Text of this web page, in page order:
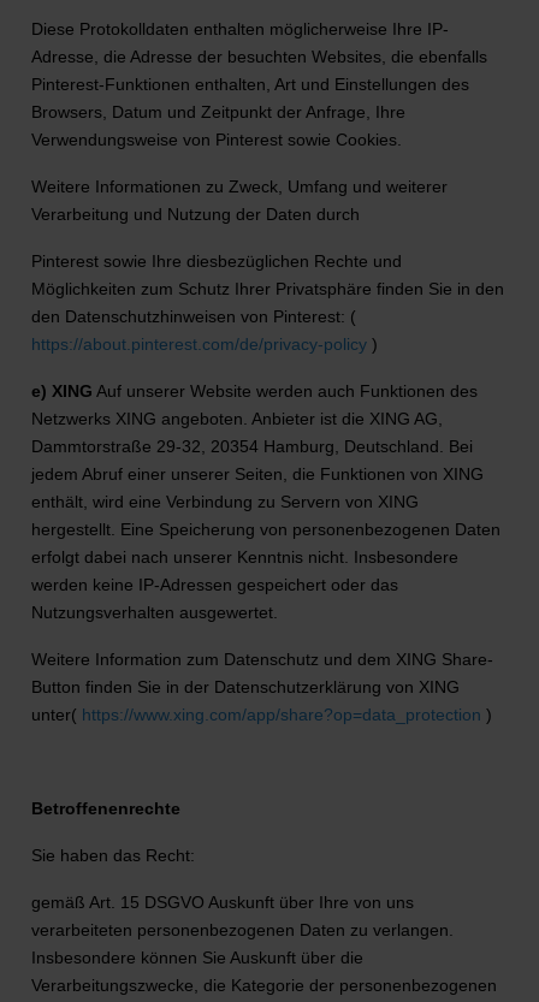
Diese Protokolldaten enthalten möglicherweise Ihre IP-
Adresse, die Adresse der besuchten Websites, die ebenfalls
Pinterest-Funktionen enthalten, Art und Einstellungen des
Browsers, Datum und Zeitpunkt der Anfrage, Ihre
Verwendungsweise von Pinterest sowie Cookies.
Weitere Informationen zu Zweck, Umfang und weiterer
Verarbeitung und Nutzung der Daten durch
Pinterest sowie Ihre diesbezüglichen Rechte und
Möglichkeiten zum Schutz Ihrer Privatsphäre finden Sie in den
den Datenschutzhinweisen von Pinterest: (
https://about.pinterest.com/de/privacy-policy )
e) XING Auf unserer Website werden auch Funktionen des
Netzwerks XING angeboten. Anbieter ist die XING AG,
Dammtorstraße 29-32, 20354 Hamburg, Deutschland. Bei
jedem Abruf einer unserer Seiten, die Funktionen von XING
enthält, wird eine Verbindung zu Servern von XING
hergestellt. Eine Speicherung von personenbezogenen Daten
erfolgt dabei nach unserer Kenntnis nicht. Insbesondere
werden keine IP-Adressen gespeichert oder das
Nutzungsverhalten ausgewertet.
Weitere Information zum Datenschutz und dem XING Share-
Button finden Sie in der Datenschutzerklärung von XING
unter( https://www.xing.com/app/share?op=data_protection )
Betroffenenrechte
Sie haben das Recht:
gemäß Art. 15 DSGVO Auskunft über Ihre von uns
verarbeiteten personenbezogenen Daten zu verlangen.
Insbesondere können Sie Auskunft über die
Verarbeitungszwecke, die Kategorie der personenbezogenen